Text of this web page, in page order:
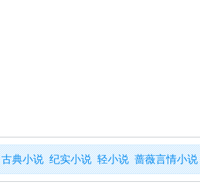
古典小说 纪实小说 轻小说 蔷薇言情小说